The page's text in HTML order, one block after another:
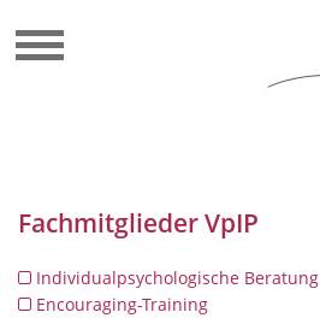
Fachmitglieder VpIP
Individualpsychologische Beratung
Encouraging-Training